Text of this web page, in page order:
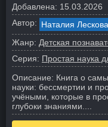
Добавлена: 15.03.2026
Автор: Наталия Лескова
Жанр: Детская
Серия: Простая наука
Описание: Книга о
науки: бессмертии и
учёными, которые в
глубоки знаниями.